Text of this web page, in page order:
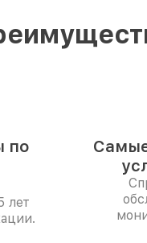
по
лет